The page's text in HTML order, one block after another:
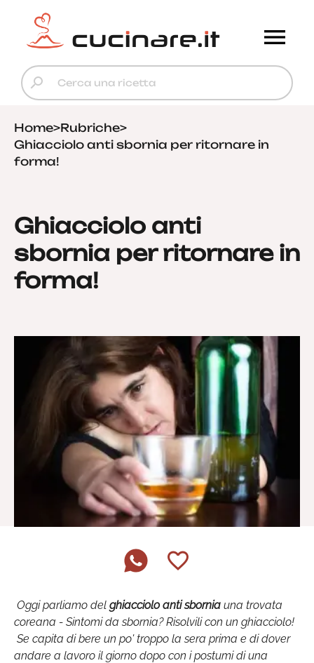
Home>Rubriche>
Ghiacciolo anti sbornia per ritornare in
forma!
Ghiacciolo anti
sbornia per ritornare in
forma!
Oggi parliamo del ghiacciolo anti sbornia una trovata
coreana - Sintomi da sbornia? Risolvili con un ghiacciolo!
Se capita di bere un po' troppo la sera prima e di dover
andare a lavoro il giorno dopo con i postumi di una